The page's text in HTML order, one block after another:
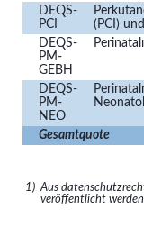
DEQS-
PCI
(PCI)
DEQS-
PM-
GEBH
DEQS-
PM-
NEO
Gesamtquote
1) Aus
veröffentlicht